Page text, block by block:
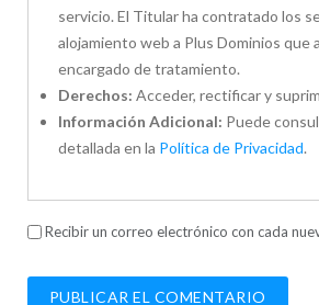
servicio. El Titular ha contratado los
alojamiento web a Plus Dominios que
encargado de tratamiento.
Derechos: Acceder, rectificar y
Información Adicional: Puede
detallada en la Política de Privacidad.
Recibir un correo electrónico con cada